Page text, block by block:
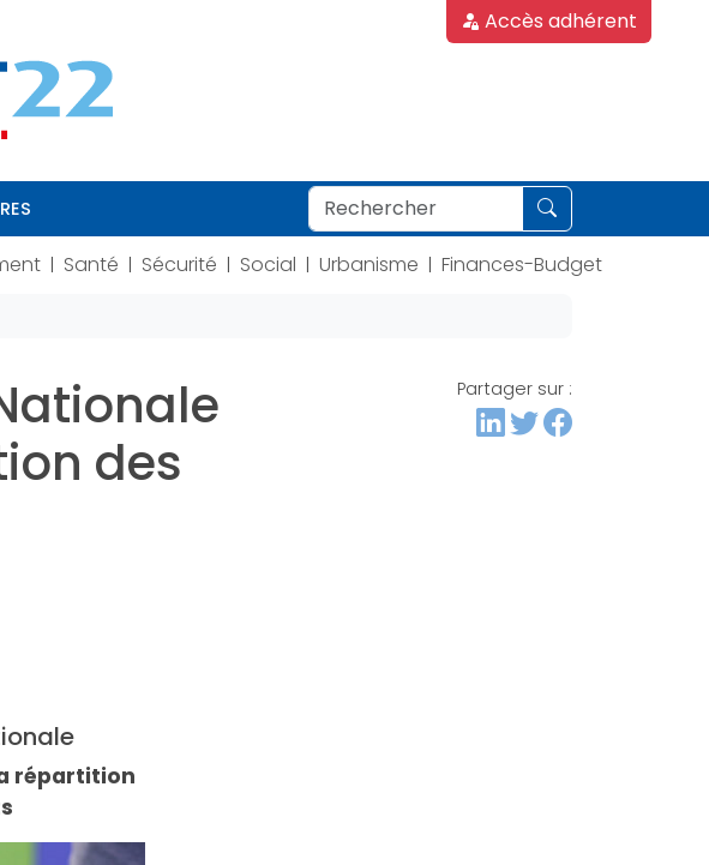
Accès adhérent
| Santé | Sécurité | Social | Urbanisme | Finances-Budget
des
Partager sur :
répartition